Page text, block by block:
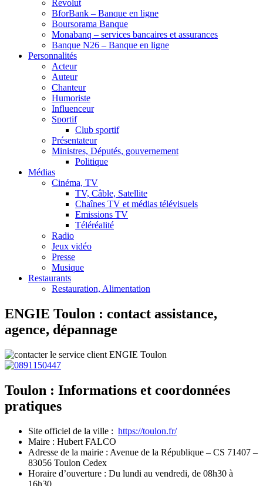
Revolut
BforBank – Banque en ligne
Boursorama Banque
Monabanq – services bancaires et assurances
Banque N26 – Banque en ligne
Personnalités
Acteur
Auteur
Chanteur
Humoriste
Influenceur
Sportif
Club sportif
Présentateur
Ministres, Députés, gouvernement
Politique
Médias
Cinéma, TV
TV, Câble, Satellite
Chaînes TV et médias télévisuels
Emissions TV
Téléréalité
Radio
Jeux vidéo
Presse
Musique
Restaurants
Restauration, Alimentation
ENGIE Toulon : contact assistance,
agence, dépannage
Toulon : Informations et coordonnées
pratiques
Site officiel de la ville : https://toulon.fr/
Maire : Hubert FALCO
Adresse de la mairie : Avenue de la République – CS 71407 –
83056 Toulon Cedex
Horaire d’ouverture : Du lundi au vendredi, de 08h30 à
16h30